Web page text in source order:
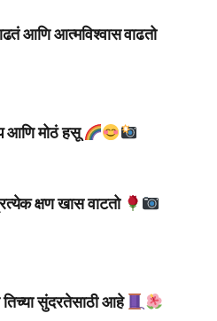
आणि आत्मविश्वास वाढतो
आणि मोठं हसू
क्षण खास वाटतो
तिच्या सुंदरतेसाठी आहे